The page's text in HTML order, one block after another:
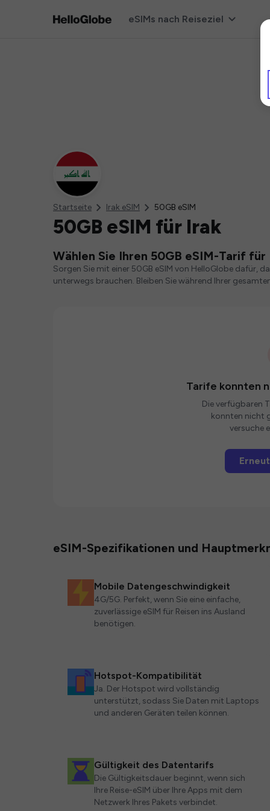
eSIMs nach Reiseziel
Startseite Irak eSIM 50GB eSIM
50GB eSIM für Irak
Wählen Sie Ihren 50GB eSIM-Tarif für
Sorgen Sie mit einer 50GB eSIM von HelloGlobe dafür,
unterwegs brauchen. Bleiben Sie während Ihrer
Tarife konnten
Die verfügbaren
konnten nicht
versuche
eSIM-Spezifikationen und
Mobile Datengeschwindigkeit
4G/5G. Perfekt, wenn Sie eine einfache,
zuverlässige eSIM für Reisen ins Ausland
benötigen.
Hotspot-Kompatibilität
Ja. Der Hotspot wird vollständig
unterstützt, sodass Sie Daten mit Laptops
und anderen Geräten teilen können.
Gültigkeit des Datentarifs
Die Gültigkeitsdauer beginnt, wenn sich
Ihre Reise-eSIM über Ihre Apps mit dem
Netzwerk Ihres Pakets verbindet.